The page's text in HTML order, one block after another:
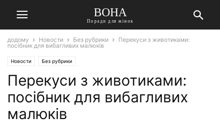
ВОНА
Поради для жінок
додому Новости Без рубрики
Перекуси з животиками:
посібник для вибагливих малюків
Новости Без рубрики
Перекуси з животиками:
посібник для вибагливих
малюків